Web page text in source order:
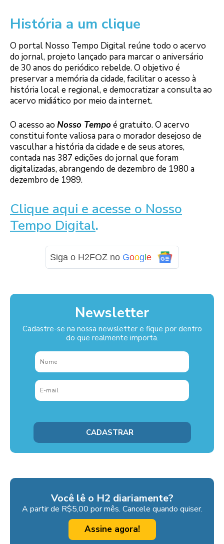
História a um clique
O portal Nosso Tempo Digital reúne todo o acervo
do jornal, projeto lançado para marcar o aniversário
de 30 anos do periódico rebelde. O objetivo é
preservar a memória da cidade, facilitar o acesso à
história local e regional, e democratizar a consulta ao
acervo midiático por meio da internet.
O acesso ao Nosso Tempoé gratuito. O acervo
constitui fonte valiosa para o morador desejoso de
vasculhar a história da cidade e de seus atores,
contada nas 387 edições do jornal que foram
digitalizadas, abrangendo de dezembro de 1980 a
dezembro de 1989.
Clique aqui e acesse o Nosso
Tempo Digital.
Siga o H2FOZ no Google
Newsletter
Cadastre-se na nossa newsletter e fique por dentro
do que realmente importa.
Você lê o H2 diariamente?
A partir de R$5,00 por mês. Cancele quando quiser.
Assine agora!